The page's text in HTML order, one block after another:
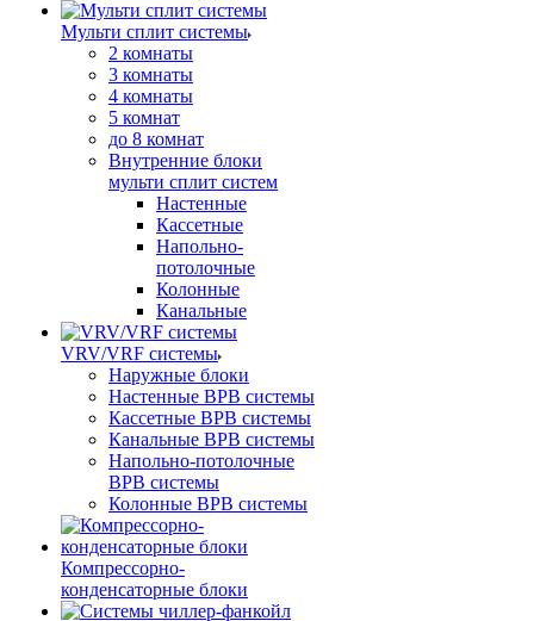
Мульти сплит системы
2 комнаты
3 комнаты
4 комнаты
5 комнат
до 8 комнат
Внутренние блоки
мульти сплит систем
Настенные
Кассетные
Напольно-
потолочные
Колонные
Канальные
VRV/VRF системы
Наружные блоки
Настенные ВРВ системы
Кассетные ВРВ системы
Канальные ВРВ системы
Напольно-потолочные
ВРВ системы
Колонные ВРВ системы
Компрессорно-
конденсаторные блоки